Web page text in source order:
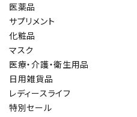
医薬品
サプリメント
化粧品
マスク
医療・介護・衛生用品
日用雑貨品
レディースライフ
特別セール